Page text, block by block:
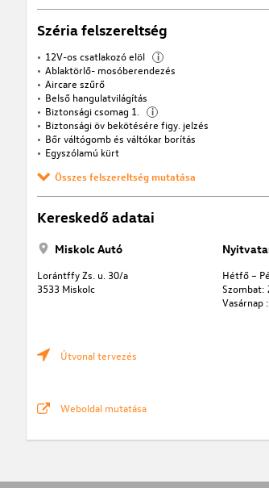
Széria felszereltség
12V-os csatlakozó elöl i
Ablaktörlő- mosóberendezés
Aircare szűrő
Belső hangulatvilágítás
Biztonsági csomag 1.
i
Biztonsági öv bekötésére figy. jelzés
Bőr váltógomb és váltókar borítás
Egyszólamú kürt
Összes felszereltség mutatása
Kereskedő adatai
Miskolc Autó
Lorántffy Zs. u. 30/a
3533 Miskolc
Útvonal tervezés
Weboldal mutatása
Hétfő –
Szombat:
Vasárnap